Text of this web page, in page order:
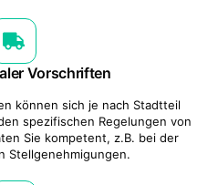
Vorschriften
können sich je nach Stadtteil
spezifischen Regelungen von
Sie kompetent, z.B. bei der
Stellgenehmigungen.